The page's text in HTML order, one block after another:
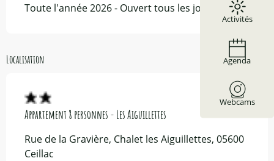
Activités
Agenda
Webcams
Toute l'année 2026 - Ouvert tous les jours
Localisation
Appartement 8 personnes - Les Aiguillettes
Rue de la Gravière, Chalet les Aiguillettes, 05600
Ceillac